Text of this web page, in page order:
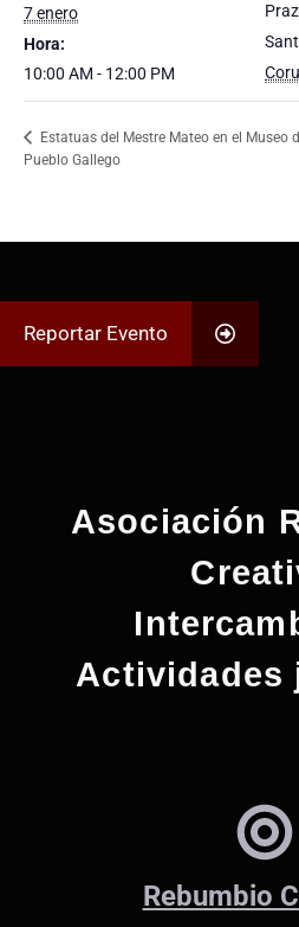
7 enero
Hora:
10:00 AM - 12:00 PM
Estatuas del Mestre Mateo en el Museo
Pueblo Gallego
Reportar Evento
Asociación
Actividades
Rebumbio